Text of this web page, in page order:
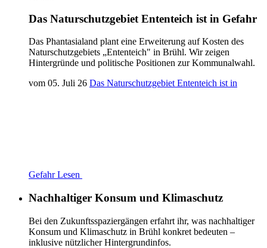
Das Naturschutzgebiet Ententeich ist in Gefahr
Das Phantasialand plant eine Erweiterung auf Kosten des
Naturschutzgebiets „Ententeich" in Brühl. Wir zeigen
Hintergründe und politische Positionen zur Kommunalwahl.
vom 05. Juli 26 Das Naturschutzgebiet Ententeich ist in
Gefahr Lesen
Nachhaltiger Konsum und Klimaschutz
Bei den Zukunftsspaziergängen erfahrt ihr, was nachhaltiger
Konsum und Klimaschutz in Brühl konkret bedeuten –
inklusive nützlicher Hintergrundinfos.